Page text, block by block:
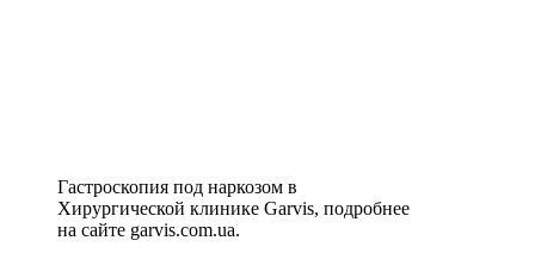
Гастроскопия под наркозом в
Хирургической клинике Garvis, подробнее
на сайте garvis.com.ua.